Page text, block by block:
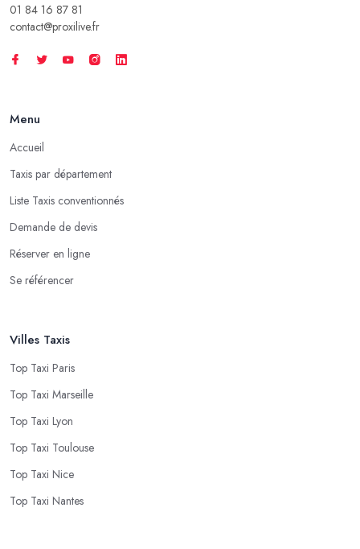
01 84 16 87 81
contact@proxilive.fr
Menu
Accueil
Taxis par département
Liste Taxis conventionnés
Demande de devis
Réserver en ligne
Se référencer
Villes Taxis
Top Taxi Paris
Top Taxi Marseille
Top Taxi Lyon
Top Taxi Toulouse
Top Taxi Nice
Top Taxi Nantes